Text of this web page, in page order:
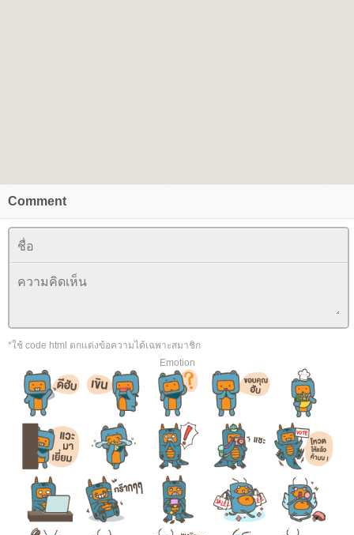
Comment
*ใช้ code html ตกแต่งข้อความได้เฉพาะสมาชิก
Emotion